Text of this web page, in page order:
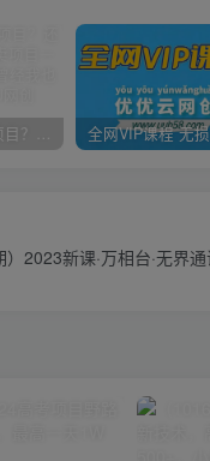
你还在到处找项目？还在当韭菜？我靠卖项目一个月收入5万+，曾经我也是个失败者。
）2023新课·万相台·无界